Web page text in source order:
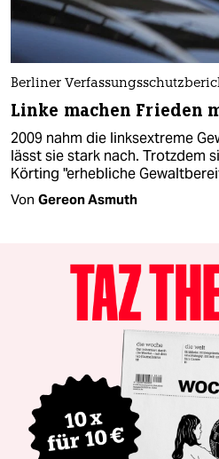
Berliner
Linke machen Frieden
2009 nahm die linksextreme
lässt sie stark nach. Trotzdem
Körting "erhebliche
Von Gereon Asmuth